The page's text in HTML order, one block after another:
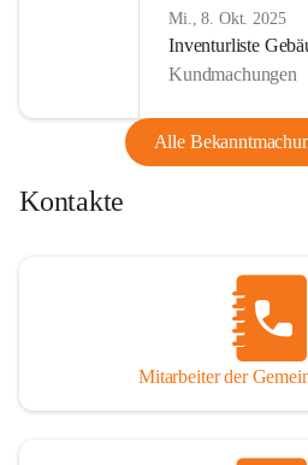
Mi., 8. Okt. 2025
Inventurliste
Kundmachungen
Alle
Kontakte
Mitarbeiter der